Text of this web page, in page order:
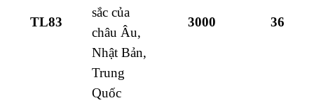
TL83
sắc của
châu Âu,
Nhật Bản,
Trung
Quốc
3000 36